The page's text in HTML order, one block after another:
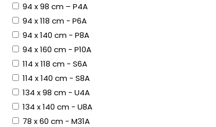
94 x 98 cm – P4A
94 x 118 cm - P6A
94 x 140 cm - P8A
94 x 160 cm - P10A
114 x 118 cm - S6A
114 x 140 cm - S8A
134 x 98 cm - U4A
134 x 140 cm - U8A
78 x 60 cm - M31A